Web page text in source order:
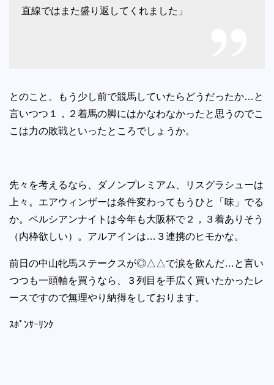
直線ではまた盛り返してくれました」
とのこと。もう少し前で競馬していたらどうだったか…と
言いつつ１，２着馬の脚にはかなわなかったと思うのでこ
こは力の敗戦といったところでしょうか。
先々を考えるなら、ダノンプレミアム、リスグラシューは
上々。エアウィンザーは条件変わってもうひと「味」でる
か。ペルシアンナイトは今年も大阪杯で２，３着ありそう
（内枠欲しい）。アルアインは…３連携のヒモかな。
前日の中山牝馬ステークスが◎△△で涙を飲んだ…と言い
つつも一頭軸を買うなら、３列目を手広く買いたかったレ
ースですので無理やり納得をしております。
ｽﾎﾟﾝｻｰﾘﾝｸ